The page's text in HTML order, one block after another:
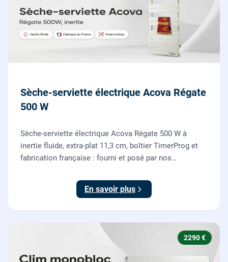
Sèche-serviette électrique Acova Régate
500 W
Sèche-serviette électrique Acova Régate 500 W à
inertie fluide, extra-plat 11,3 cm, boîtier TimerProg et
fabrication française : fourni et posé par nos
En savoir plus
2290 €